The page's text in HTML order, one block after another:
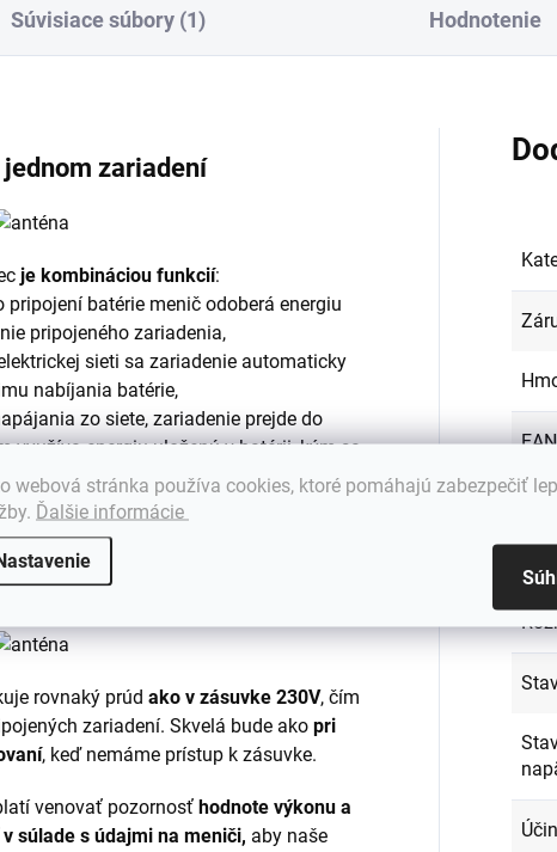
webová stránka používa cookies, ktoré pomáhajú zabezpečiť
. Ďalšie informácie
Súvisiace súbory (1) Hodnotenie
zariadení
je kombináciou funkcií:
pripojení batérie menič odoberá energiu
pripojeného zariadenia,
sieti sa zariadenie automaticky
nabíjania batérie,
zo siete, zariadenie prejde do
využíva energiu uloženú v batérii, kým sa
napätie.
a napájať pripojené zariadenia.
energie v čistom vydaní
rovnaký prúdako v zásuvke 230V, čím
zariadení. Skvelá bude ako pri
, keď nemáme prístup k zásuvke.
venovať pozornosťhodnote výkonu a
súlade s údajmi na meniči, aby naše
EAN